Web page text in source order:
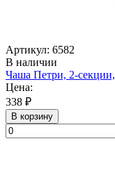
Артикул: 6582
В наличии
Чаша Петри, 2-
Цена:
338 ₽
В корзину